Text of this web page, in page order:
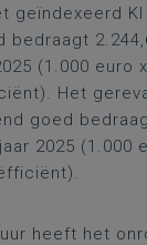
geïndexeerd
bedraagt
(1.000 euro
Het
goed
2025 (1.000
heeft het